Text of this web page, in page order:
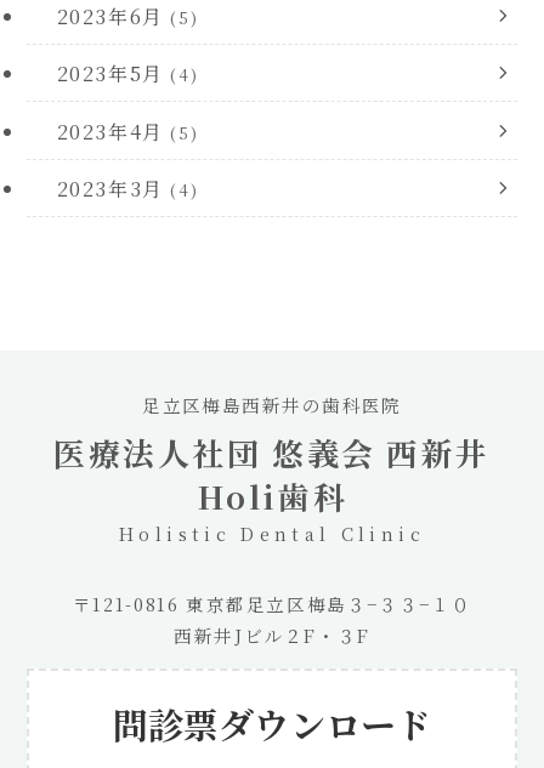
2023年6月 (5)
2023年5月 (4)
2023年4月 (5)
2023年3月 (4)
足立区梅島西新井の歯科医院
医療法人社団 悠義会 西新井
Holi歯科
Holistic Dental Clinic
〒121-0816 東京都足立区梅島３−３３−１０
西新井Jビル２F・３F
問診票ダウンロード